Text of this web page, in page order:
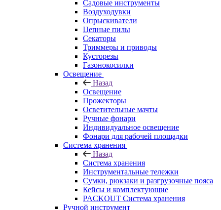
Садовые инструменты
Воздуходувки
Опрыскиватели
Цепные пилы
Секаторы
Триммеры и приводы
Кусторезы
Газонокосилки
Освещение
Назад
Освещение
Прожекторы
Осветительные мачты
Ручные фонари
Индивидуальное освещение
Фонари для рабочей площадки
Система хранения
Назад
Система хранения
Инструментальные тележки
Сумки, рюкзаки и разгрузочные пояса
Кейсы и комплектующие
PACKOUT Система хранения
Ручной инструмент